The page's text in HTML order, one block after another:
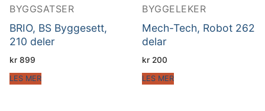
BYGGSATSER
BRIO, BS Byggesett,
210 deler
kr 899
LES MER
BYGGELEKER
Mech-Tech, Robot 262
delar
kr 200
LES MER